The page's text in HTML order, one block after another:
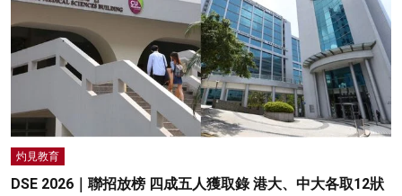
灼見教育
DSE 2026｜聯招放榜 四成五人獲取錄 港大、中大各取12狀